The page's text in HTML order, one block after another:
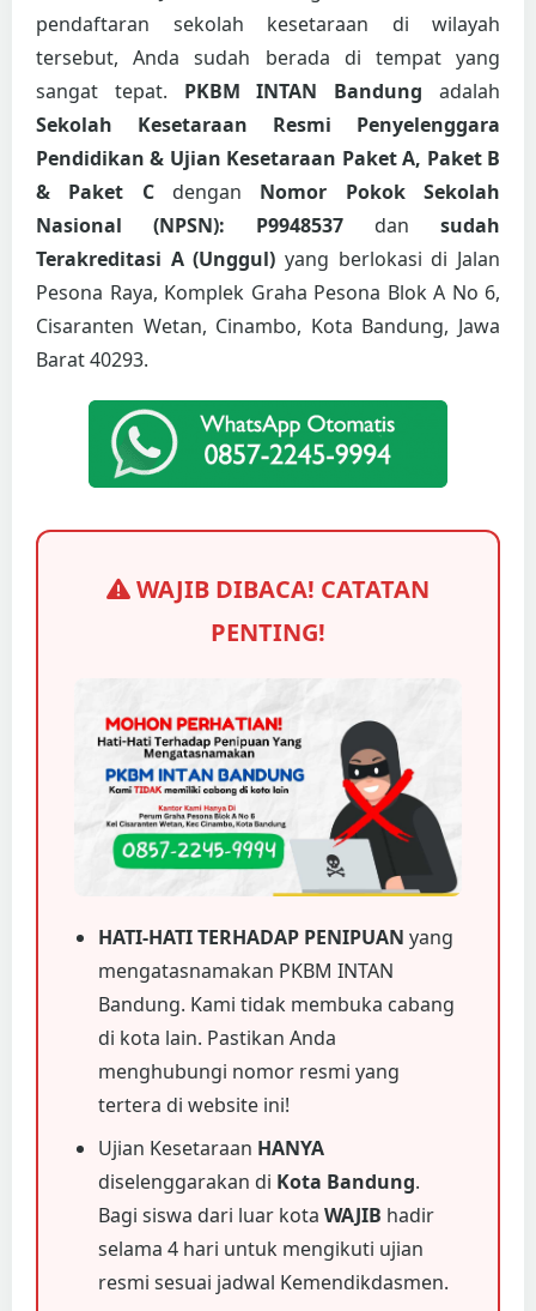
pendaftaran sekolah kesetaraan di wilayah
tersebut, Anda sudah berada di tempat yang
sangat tepat. PKBM INTAN Bandung adalah
Sekolah Kesetaraan Resmi Penyelenggara
Pendidikan & Ujian Kesetaraan Paket A, Paket B
& Paket Cdengan Nomor Pokok Sekolah
Nasional (NPSN): P9948537 dan sudah
Terakreditasi A (Unggul) yang berlokasi di Jalan
Pesona Raya, Komplek Graha Pesona Blok A No 6,
Cisaranten Wetan, Cinambo, Kota Bandung, Jawa
Barat 40293.
WAJIB DIBACA! CATATAN
PENTING!
HATI-HATI TERHADAP PENIPUAN yang
mengatasnamakan PKBM INTAN
Bandung. Kami tidak membuka cabang
di kota lain. Pastikan Anda
menghubungi nomor resmi yang
tertera di website ini!
Ujian Kesetaraan HANYA
diselenggarakan di Kota Bandung.
Bagi siswa dari luar kota WAJIB hadir
selama 4 hari untuk mengikuti ujian
resmi sesuai jadwal Kemendikdasmen.